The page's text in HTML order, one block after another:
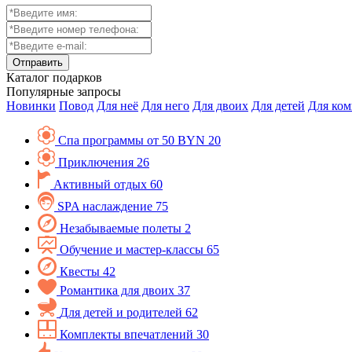
Каталог подарков
Популярные запросы
Новинки Повод Для неё Для него Для двоих Для детей Для
Спа программы от 50 BYN 20
Приключения 26
Активный отдых 60
SPA наслаждение 75
Незабываемые полеты 2
Обучение и мастер-классы 65
Квесты 42
Романтика для двоих 37
Для детей и родителей 62
Комплекты впечатлений 30